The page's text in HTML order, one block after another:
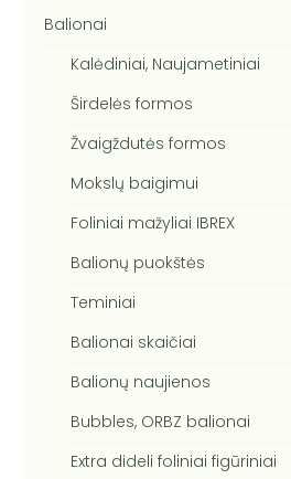
Balionai
Kalėdiniai, Naujametiniai
Širdelės formos
Žvaigždutės formos
Mokslų baigimui
Foliniai mažyliai IBREX
Balionų puokštės
Teminiai
Balionai skaičiai
Balionų naujienos
Bubbles, ORBZ balionai
Extra dideli foliniai figūriniai